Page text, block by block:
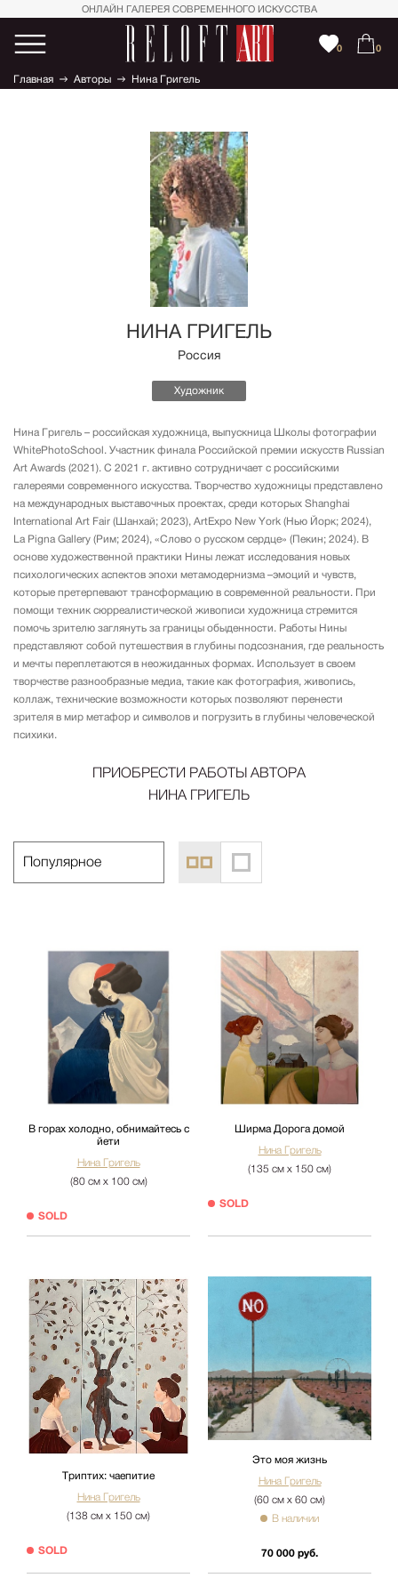
ОНЛАЙН ГАЛЕРЕЯ СОВРЕМЕННОГО ИСКУССТВА
0 0
Главная Авторы Нина Григель
НИНА ГРИГЕЛЬ
Россия
Художник
Нина Григель – российская художница, выпускница Школы фотографии
WhitePhotoSchool. Участник финала Российской премии искусств Russian
Art Awards (2021). С 2021 г. активно сотрудничает с российскими
галереями современного искусства. Творчество художницы представлено
на международных выставочных проектах, среди которых Shanghai
International Art Fair (Шанхай; 2023), ArtExpo New York (Нью Йорк; 2024),
La Pigna Gallery (Рим; 2024), «Слово о русском сердце» (Пекин; 2024). В
основе художественной практики Нины лежат исследования новых
психологических аспектов эпохи метамодернизма –эмоций и чувств,
которые претерпевают трансформацию в современной реальности. При
помощи техник сюрреалистической живописи художница стремится
помочь зрителю заглянуть за границы обыденности. Работы Нины
представляют собой путешествия в глубины подсознания, где реальность
и мечты переплетаются в неожиданных формах. Использует в своем
творчестве разнообразные медиа, такие как фотография, живопись,
коллаж, технические возможности которых позволяют перенести
зрителя в мир метафор и символов и погрузить в глубины человеческой
психики.
ПРИОБРЕСТИ РАБОТЫ АВТОРА
НИНА ГРИГЕЛЬ
В горах холодно, обнимайтесь с
йети
Нина Григель
(80 см х 100 см)
SOLD
Ширма Дорога домой
Нина Григель
(135 см х 150 см)
SOLD
Триптих: чаепитие
Нина Григель
(138 см х 150 см)
SOLD
Это моя жизнь
Нина Григель
(60 см х 60 см)
В наличии
70 000 руб.